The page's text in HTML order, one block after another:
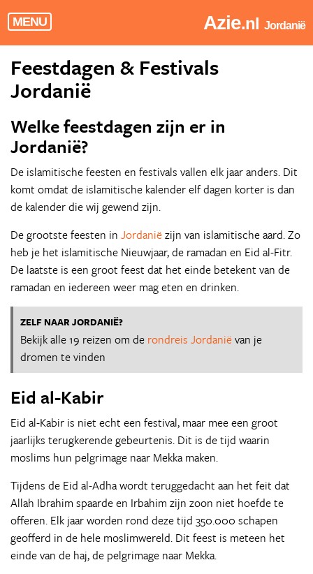
MENU Azie.nl Jordanië
Feestdagen & Festivals
Jordanië
Welke feestdagen zijn er in
Jordanië?
De islamitische feesten en festivals vallen elk jaar anders. Dit
komt omdat de islamitische kalender elf dagen korter is dan
de kalender die wij gewend zijn.
De grootste feesten in Jordaniëzijn van islamitische aard. Zo
heb je het islamitische Nieuwjaar, de ramadan en Eid al-Fitr.
De laatste is een groot feest dat het einde betekent van de
ramadan en iedereen weer mag eten en drinken.
ZELF NAAR JORDANIË?
Bekijk alle 19 reizen om de rondreis Jordaniëvan je
dromen te vinden
Eid al-Kabir
Eid al-Kabir is niet echt een festival, maar mee een groot
jaarlijks terugkerende gebeurtenis. Dit is de tijd waarin
moslims hun pelgrimage naar Mekka maken.
Tijdens de Eid al-Adha wordt teruggedacht aan het feit dat
Allah Ibrahim spaarde en Irbahim zijn zoon niet hoefde te
offeren. Elk jaar worden rond deze tijd 350.000 schapen
geofferd in de hele moslimwereld. Dit feest is meteen het
einde van de haj, de pelgrimage naar Mekka.